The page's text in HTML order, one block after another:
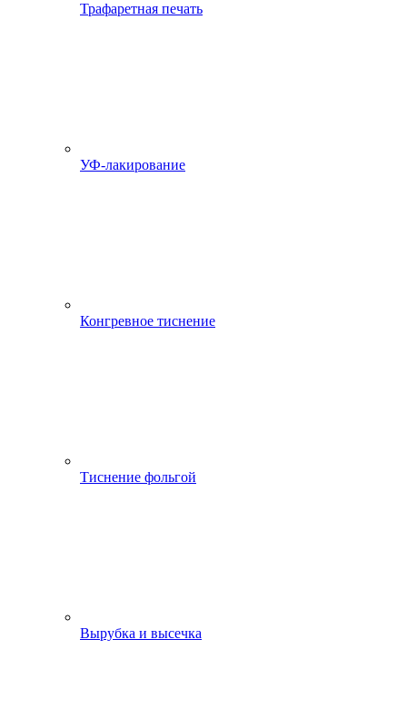
Трафаретная печать
УФ-лакирование
Конгревное тиснение
Тиснение фольгой
Вырубка и высечка